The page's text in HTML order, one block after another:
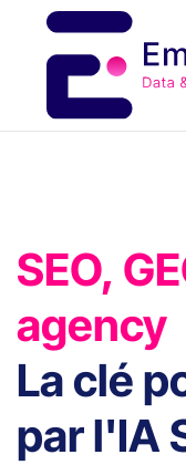
SEO,
agency
La clé
par l'IA